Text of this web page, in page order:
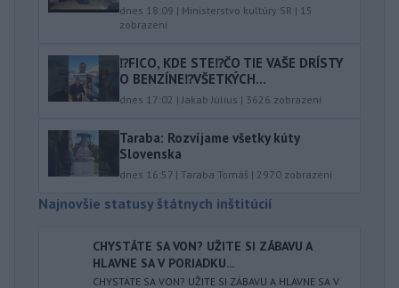
dnes 18:09 | Ministerstvo kultúry SR | 15
zobrazení
⁉️FICO, KDE STE⁉️ČO TIE VAŠE DRÍSTY
O BENZÍNE⁉️VŠETKÝCH...
dnes 17:02 | Jakab Július | 3626 zobrazení
Taraba: Rozvíjame všetky kúty
Slovenska
dnes 16:57 | Taraba Tomáš | 2970 zobrazení
Najnovšie statusy štátnych inštitúcií
CHYSTÁTE SA VON? UŽITE SI ZÁBAVU A
HLAVNE SA V PORIADKU...
CHYSTÁTE SA VON? UŽITE SI ZÁBAVU A HLAVNE SA V